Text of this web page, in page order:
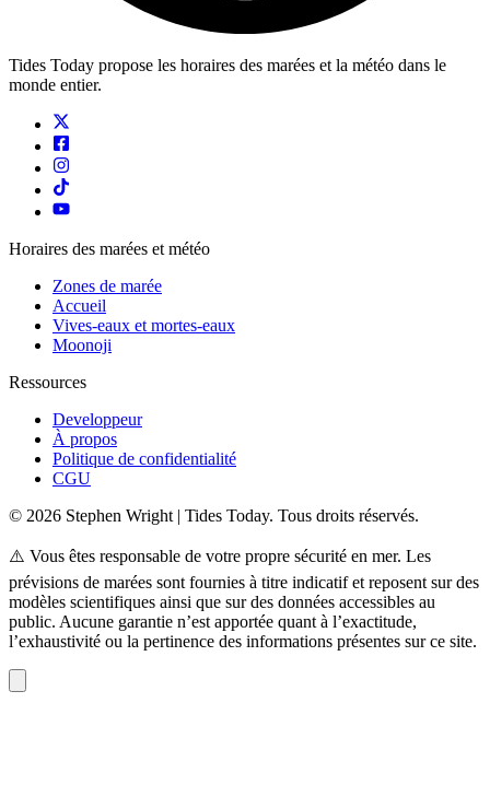
Tides Today propose les horaires des marées et la météo dans le
monde entier.
Horaires des marées et météo
Zones de marée
Accueil
Vives-eaux et mortes-eaux
Moonoji
Ressources
Developpeur
À propos
Politique de confidentialité
CGU
© 2026 Stephen Wright | Tides Today. Tous droits réservés.
⚠️ Vous êtes responsable de votre propre sécurité en mer. Les
prévisions de marées sont fournies à titre indicatif et reposent sur des
modèles scientifiques ainsi que sur des données accessibles au
public. Aucune garantie n’est apportée quant à l’exactitude,
l’exhaustivité ou la pertinence des informations présentes sur ce site.